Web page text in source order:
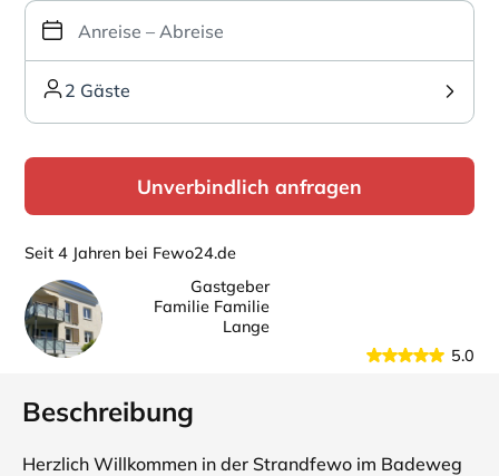
2 Gäste
Unverbindlich anfragen
Seit 4 Jahren bei Fewo24.de
Gastgeber
Familie Familie
Lange
5.0
Beschreibung
Herzlich Willkommen in der Strandfewo im Badeweg